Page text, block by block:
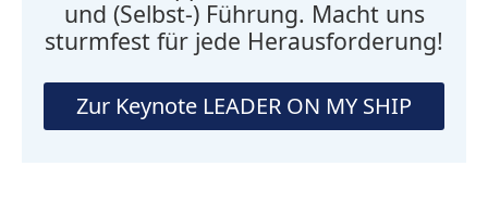
und (Selbst-) Führung. Macht uns
sturmfest für jede Herausforderung!
Zur Keynote LEADER ON MY SHIP